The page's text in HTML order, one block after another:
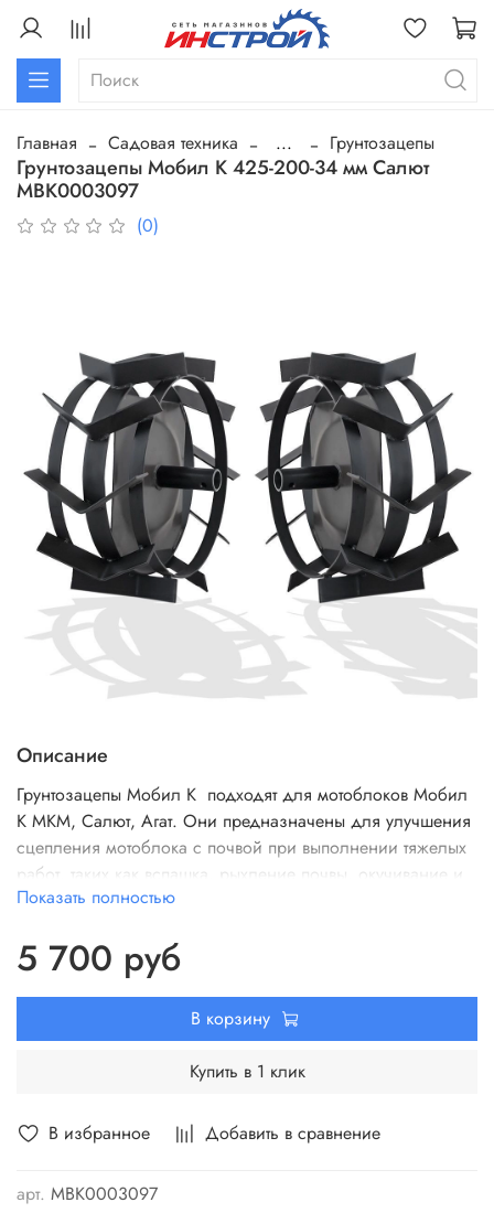
Главная Садовая техника ... Грунтозацепы
Грунтозацепы Мобил К 425-200-34 мм Салют
МВК0003097
(0)
В избранное Добавить в сравнение
арт. МВК0003097
Описание
Грунтозацепы Мобил К подходят для мотоблоков Мобил
К МКМ, Салют, Агат. Они предназначены для улучшения
сцепления мотоблока с почвой при выполнении тяжелых
работ, таких как вспашка, рыхление почвы, окучивание и
др. Металлические грунтозацепы имеют широкие обручи
комплекте 2 штуки.
Показать полностью
5 700 руб
В корзину
Купить в 1 клик